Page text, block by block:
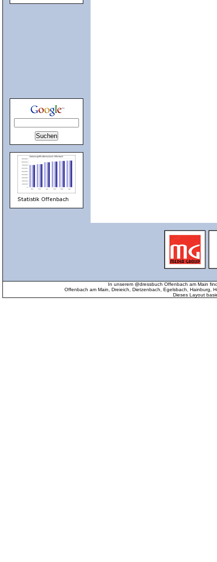
In unserem @dressbuch Offenbach am Main
Offenbach am Main, Dreieich, Dietzenbach, Egelsbach, Hainburg,
Dieses Layout